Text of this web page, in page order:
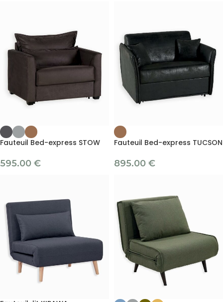
Fauteuil Bed-express STOW
595.00 €
Fauteuil Bed-express TUCSON
895.00 €